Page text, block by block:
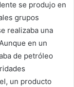
se produjo en
grupos
realizaba una
en un
de petróleo
un producto